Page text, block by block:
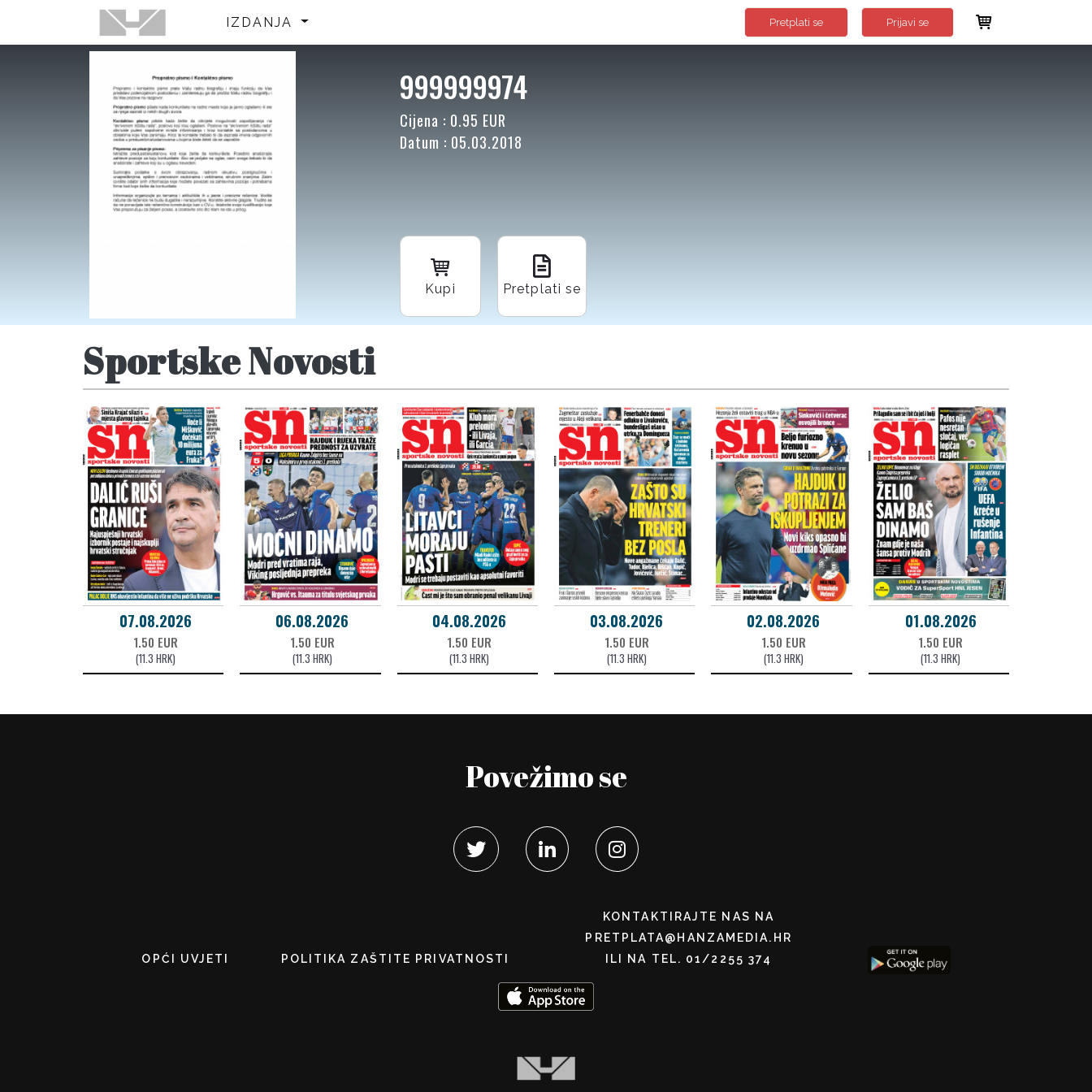
IZDANJA Pretplati se Prijavi se
999999974
Cijena : 0.95 EUR
Datum : 05.03.2018
Kupi Pretplati se
Sportske Novosti
07.08.2026
1.50 EUR
(11.3 HRK)
06.08.2026
1.50 EUR
(11.3 HRK)
04.08.2026
1.50 EUR
(11.3 HRK)
03.08.2026
1.50 EUR
(11.3 HRK)
02.08.2026
1.50 EUR
(11.3 HRK)
01.08.2026
1.50 EUR
(11.3 HRK)
Povežimo se
OPĆI UVJETI POLITIKA ZAŠTITE PRIVATNOSTI
KONTAKTIRAJTE NAS NA
PRETPLATA@HANZAMEDIA.HR
ILI NA TEL. 01/2255 374